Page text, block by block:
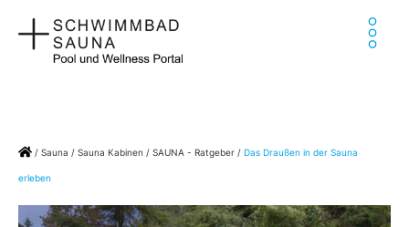
Inhalt
springen
Home
/ Sauna / Sauna Kabinen / SAUNA - Ratgeber / Das Draußen in der Sauna
erleben